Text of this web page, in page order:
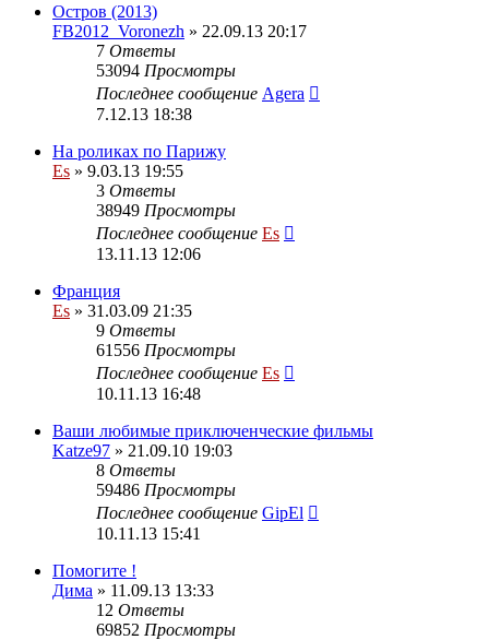
Остров (2013)
FB2012_Voronezh » 22.09.13 20:17
7 Ответы
53094 Просмотры
Последнее сообщение Agera
7.12.13 18:38
На роликах по Парижу
Es » 9.03.13 19:55
3 Ответы
38949 Просмотры
Последнее сообщение Es
13.11.13 12:06
Франция
Es » 31.03.09 21:35
9 Ответы
61556 Просмотры
Последнее сообщение Es
10.11.13 16:48
Ваши любимые приключенческие фильмы
Katze97 » 21.09.10 19:03
8 Ответы
59486 Просмотры
Последнее сообщение GipEl
10.11.13 15:41
Помогите !
Дима » 11.09.13 13:33
12 Ответы
69852 Просмотры